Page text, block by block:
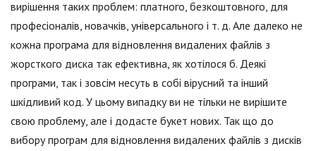
вирішення таких проблем: платного, безкоштовного, для
професіоналів, новачків, універсального і т. д. Але далеко не
кожна програма для відновлення видалених файлів з
жорсткого диска так ефективна, як хотілося б. Деякі
програми, так і зовсім несуть в собі вірусний та інший
шкідливий код. У цьому випадку ви не тільки не вирішите
свою проблему, але і додасте букет нових. Так що до
вибору програм для відновлення видалених файлів з дисків